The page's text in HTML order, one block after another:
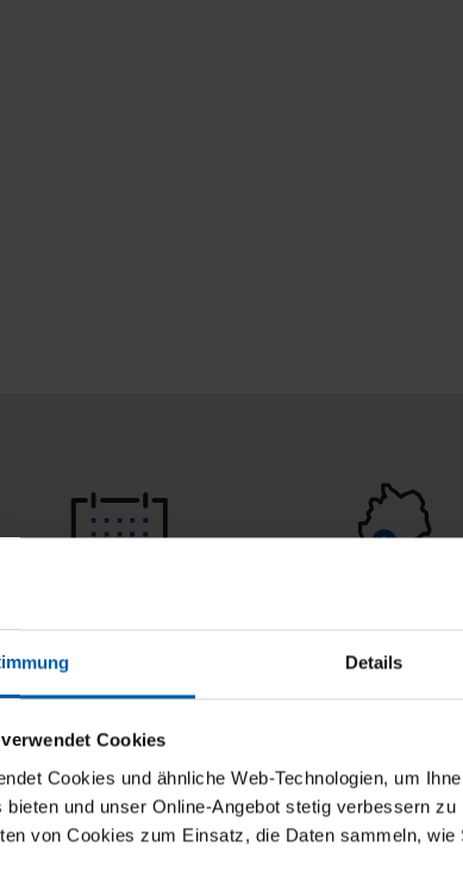
Details
Cookies
Cookies und ähnliche Web-Technologien, um
bieten und unser Online-Angebot stetig verbessern
von Cookies zum Einsatz, die Daten sammeln,
Rückgaberecht
Burladingen